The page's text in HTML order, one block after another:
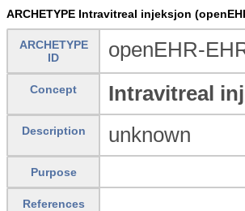
ARCHETYPE Intravitreal injeksjon
ARCHETYPE
ID
openEHR-
Concept Intravitreal
Description unknown
Purpose
References